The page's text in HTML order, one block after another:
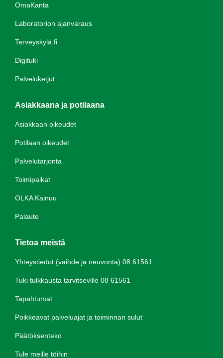
OmaKanta
Laboratorion ajanvaraus
Terveyskylä.fi
Digituki
Palveluketjut
Asiakkaana ja potilaana
Asiakkaan oikeudet
Potilaan oikeudet
Palvelutarjonta
Toimipaikat
OLKA Kainuu
Palaute
Tietoa meistä
Yhteystiedot (vaihde ja neuvonta) 08 61561
Tuki tulkkausta tarvitseville 08 61561
Tapahtumat
Poikkeavat palveluajat ja toiminnan sulut
Päätöksenteko
Tule meille töihin